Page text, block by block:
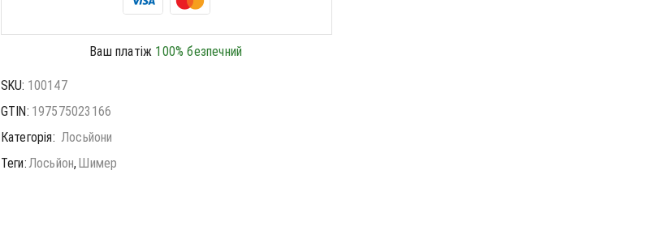
Ваш платіж 100% безпечний
SKU: 100147
GTIN: 197575023166
Категорія: Лосьйони
Теги: Лосьйон, Шимер